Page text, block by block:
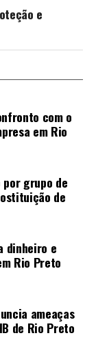
e
com o
em Rio
grupo de
de
dinheiro e
Rio Preto
ameaças
de Rio Preto